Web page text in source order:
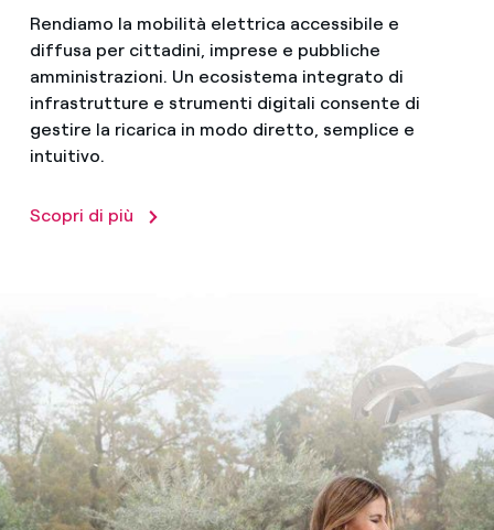
Rendiamo la mobilità elettrica accessibile e
diffusa per cittadini, imprese e pubbliche
amministrazioni. Un ecosistema integrato di
infrastrutture e strumenti digitali consente di
gestire la ricarica in modo diretto, semplice e
intuitivo.
Scopri di più